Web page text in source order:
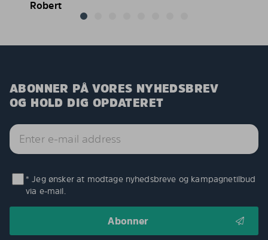
Robert
ABONNER PÅ VORES NYHEDSBREV
OG HOLD DIG OPDATERET
* Jeg ønsker at modtage nyhedsbreve og kampagnetilbud
via e-mail.